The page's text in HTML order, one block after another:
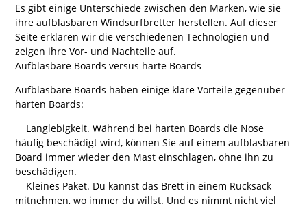
Es gibt einige Unterschiede zwischen den Marken, wie sie
ihre aufblasbaren Windsurfbretter herstellen. Auf dieser
Seite erklären wir die verschiedenen Technologien und
zeigen ihre Vor- und Nachteile auf.
Aufblasbare Boards versus harte Boards
Aufblasbare Boards haben einige klare Vorteile gegenüber
harten Boards:
Langlebigkeit. Während bei harten Boards die Nose
häufig beschädigt wird, können Sie auf einem aufblasbaren
Board immer wieder den Mast einschlagen, ohne ihn zu
beschädigen.
Kleines Paket. Du kannst das Brett in einem Rucksack
mitnehmen, wo immer du willst. Und es nimmt nicht viel